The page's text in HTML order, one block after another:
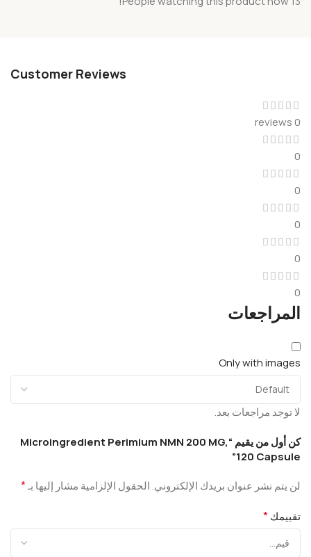
Customer Reviews
0 reviews
0
0
0
0
0
المراجعات
Only with images
لا توجد مراجعات بعد.
كن أول من يقيم “Microingredient Perimium NMN 200 MG,
120 Capsule”
لن يتم نشر عنوان بريدك الإلكتروني.الحقول الإلزامية مشار إليها بـ*
تقييمك*